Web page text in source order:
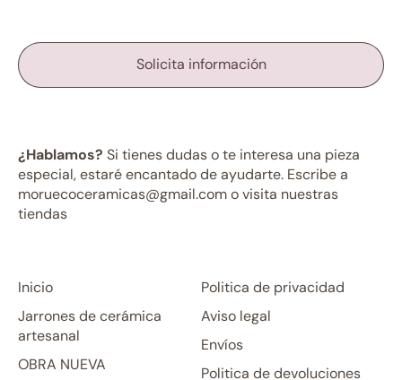
Solicita información
¿Hablamos? Si tienes dudas o te interesa una pieza
especial, estaré encantado de ayudarte. Escribe a
moruecoceramicas@gmail.com o visita nuestras
tiendas
Inicio
Jarrones de cerámica
artesanal
OBRA NUEVA
Politica de privacidad
Aviso legal
Envíos
Politica de devoluciones